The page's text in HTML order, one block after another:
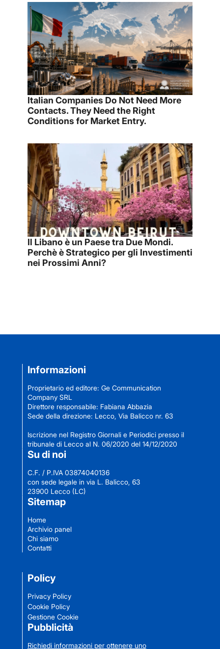
Italian Companies Do Not Need More
Contacts. They Need the Right
Conditions for Market Entry.
Il Libano è un Paese tra Due Mondi.
Perchè è Strategico per gli Investimenti
nei Prossimi Anni?
Informazioni
Proprietario ed editore: Ge Communication
Company SRL
Direttore responsabile: Fabiana Abbazia
Sede della direzione: Lecco, Via Balicco nr. 63
Iscrizione nel Registro Giornali e Periodici presso il
tribunale di Lecco al N. 06/2020 del 14/12/2020
Su di noi
C.F. / P.IVA 03874040136
con sede legale in via L. Balicco, 63
23900 Lecco (LC)
Sitemap
Home
Archivio panel
Chi siamo
Contatti
Policy
Privacy Policy
Cookie Policy
Gestione Cookie
Pubblicità
Richiedi informazioni per ottenere uno